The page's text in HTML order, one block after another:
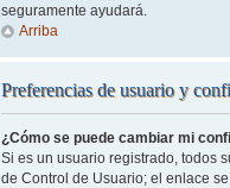
seguramente ayudará.
Arriba
Preferencias de usuario y
¿Cómo se puede cambiar mi
Si es un usuario registrado, todos
de Control de Usuario; el enlace